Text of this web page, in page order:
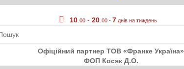
10 .00 -20 .00 -7 днів на тиждень
Офіційний партнер ТОВ «Франке Україна»
ФОП Косяк Д.О.